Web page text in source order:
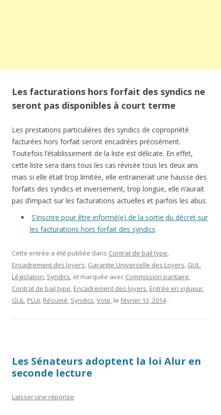
Les facturations hors forfait des syndics ne
seront pas disponibles à court terme
Les prestations particulières des syndics de copropriété
facturées hors forfait seront encadrées précisément.
Toutefois l’établissement de la liste est délicate. En effet,
cette liste sera dans tous les cas révisée tous les deux ans
mais si elle était trop limitée, elle entrainerait une hausse des
forfaits des syndics et inversement, trop longue, elle n’aurait
pas d’impact sur les facturations actuelles et parfois les abus.
S’inscrire pour être informé(e) de la sortie du décret sur
les facturations hors forfait des syndics
Cette entrée a été publiée dans Contrat de bail type,
Encadrement des loyers, Garantie Universelle des Loyers, GUL,
Législation, Syndics, et marquée avec Commission paritaire,
Contrat de bail type, Encadrement des loyers, Entrée en vigueur,
GUL, PLUi, Résumé, Syndics,Vote, le février 13, 2014 .
Les Sénateurs adoptent la loi Alur en
seconde lecture
Laisser une réponse